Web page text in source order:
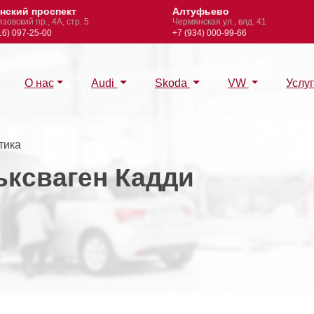
проспект
пр., 4А, стр. 5
25-00
Алтуфьево
Чермянская ул., влд. 41
+7 (934) 000-99-66
О нас Audi Skoda VW
Кадди